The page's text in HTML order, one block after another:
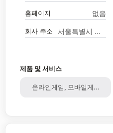
홈페이지 없음
회사 주소 서울특별시 금천구 남부순환로 1282 밸로프타워
제품 및 서비스
온라인게임, 모바일게임, 게임